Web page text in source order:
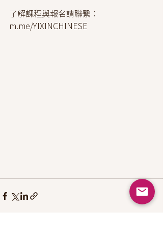
了解課程與報名請聯繫：
m.me/YIXINCHINESE